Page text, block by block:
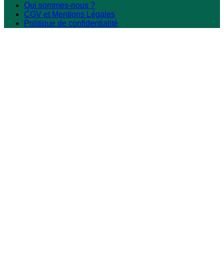
Qui sommes-nous ?
CGV et Mentions Légales
Politique de confidentialité